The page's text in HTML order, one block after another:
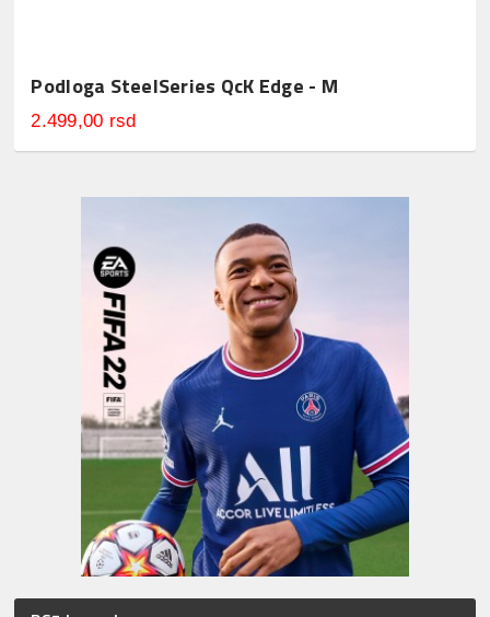
Podloga SteelSeries QcK Edge - M
2.499,00 rsd